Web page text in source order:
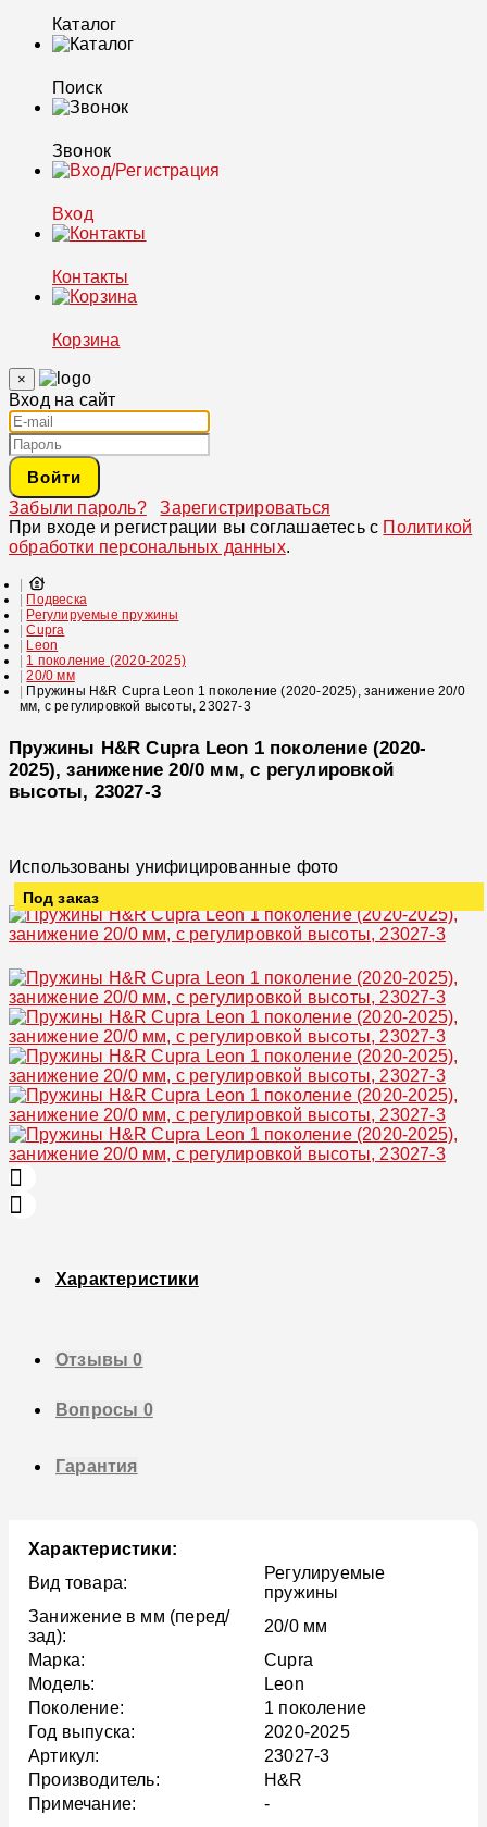
Каталог
Поиск
Звонок
Вход
Контакты
Корзина
×
Вход на сайт
Войти
Забыли пароль?
Зарегистрироваться
При входе и регистрации вы соглашаетесь с Политикой
обработки персональных данных.
Подвеска
Регулируемые пружины
Cupra
Leon
1 поколение (2020-2025)
20/0 мм
Пружины H&R Cupra Leon 1 поколение (2020-2025), занижение 20/0
мм, с регулировкой высоты, 23027-3
Пружины H&R Cupra Leon 1 поколение (2020-
2025), занижение 20/0 мм, с регулировкой
высоты, 23027-3
Использованы унифицированные фото
Под заказ
Характеристики
Отзывы0
Вопросы 0
Гарантия
Характеристики:
Вид товара:
Регулируемые
пружины
Занижение в мм (перед/
зад):
20/0 мм
Марка:
Cupra
Модель:
Leon
Поколение:
1 поколение
Год выпуска:
2020-2025
Артикул:
23027-3
Производитель:
H&R
Примечание:
-